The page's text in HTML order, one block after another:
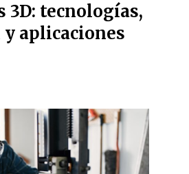
3D: tecnologías,
aplicaciones